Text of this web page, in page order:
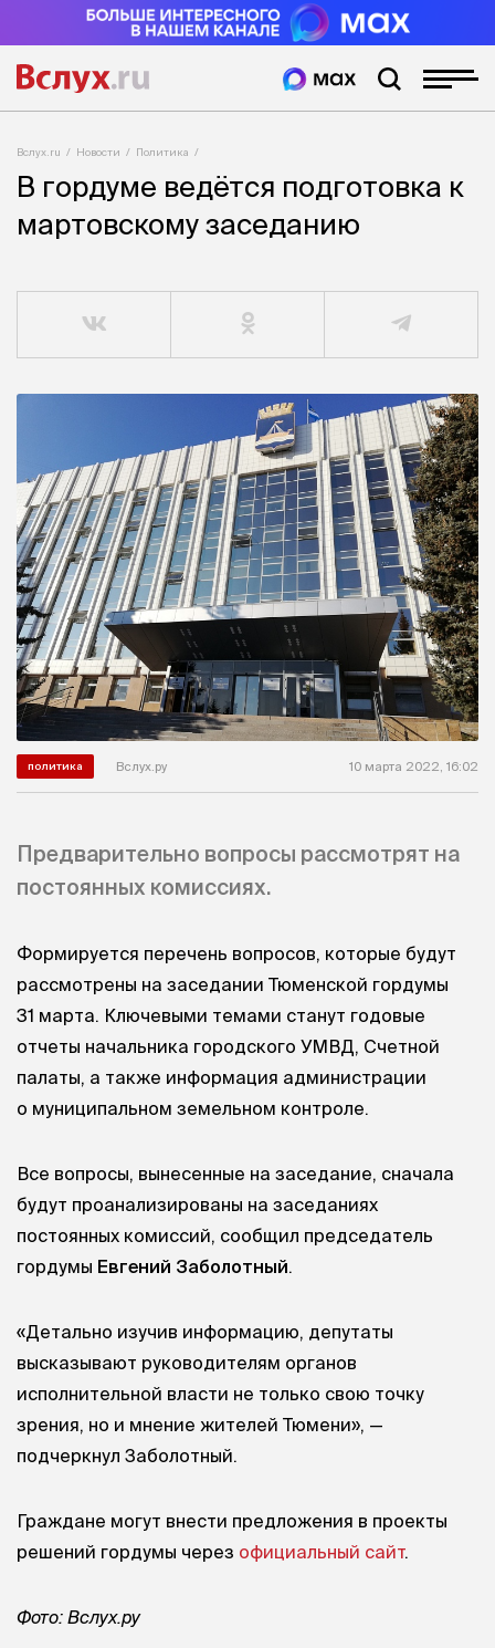
Вслух.ru Новости Политика
В гордуме ведётся подготовка к
мартовскому заседанию
политика Вслух.ру 10 марта 2022, 16:02
Предварительно вопросы рассмотрят на
постоянных комиссиях.
Формируется перечень вопросов, которые будут
рассмотрены на заседании Тюменской гордумы
31 марта. Ключевыми темами станут годовые
отчеты начальника городского УМВД, Счетной
палаты, а также информация администрации
о муниципальном земельном контроле.
Все вопросы, вынесенные на заседание, сначала
будут проанализированы на заседаниях
постоянных комиссий, сообщил председатель
гордумы Евгений Заболотный.
«Детально изучив информацию, депутаты
высказывают руководителям органов
исполнительной власти не только свою точку
зрения, но и мнение жителей Тюмени», —
подчеркнул Заболотный.
Граждане могут внести предложения в проекты
решений гордумы через официальный сайт.
Фото: Вслух.ру